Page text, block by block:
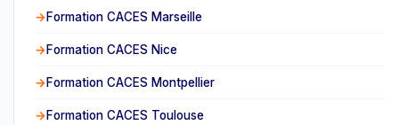
Formation CACES Marseille
Formation CACES Nice
Formation CACES Montpellier
Formation CACES Toulouse